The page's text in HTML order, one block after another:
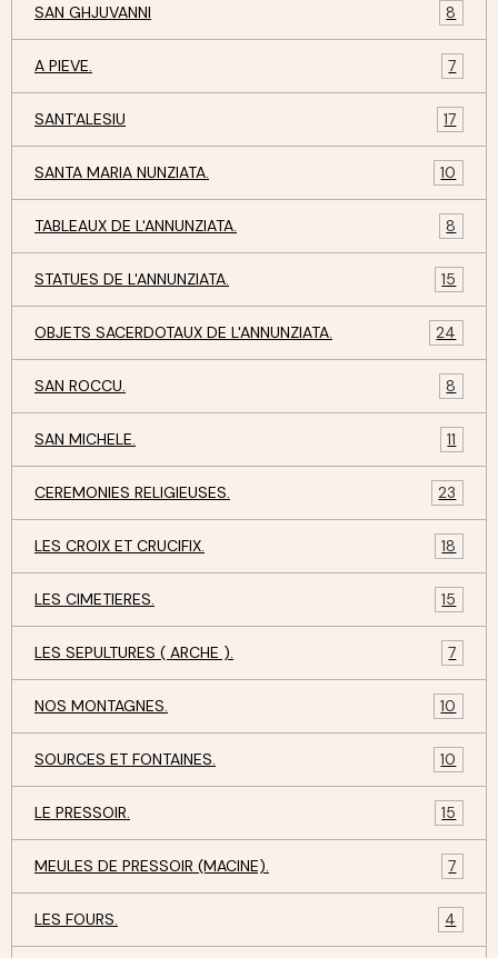
SAN GHJUVANNI 8
A PIEVE. 7
SANT'ALESIU 17
SANTA MARIA NUNZIATA. 10
TABLEAUX DE L'ANNUNZIATA. 8
STATUES DE L'ANNUNZIATA. 15
OBJETS SACERDOTAUX DE L'ANNUNZIATA. 24
SAN ROCCU. 8
SAN MICHELE. 11
CEREMONIES RELIGIEUSES. 23
LES CROIX ET CRUCIFIX. 18
LES CIMETIERES. 15
LES SEPULTURES ( ARCHE ). 7
NOS MONTAGNES. 10
SOURCES ET FONTAINES. 10
LE PRESSOIR. 15
MEULES DE PRESSOIR (MACINE). 7
LES FOURS. 4